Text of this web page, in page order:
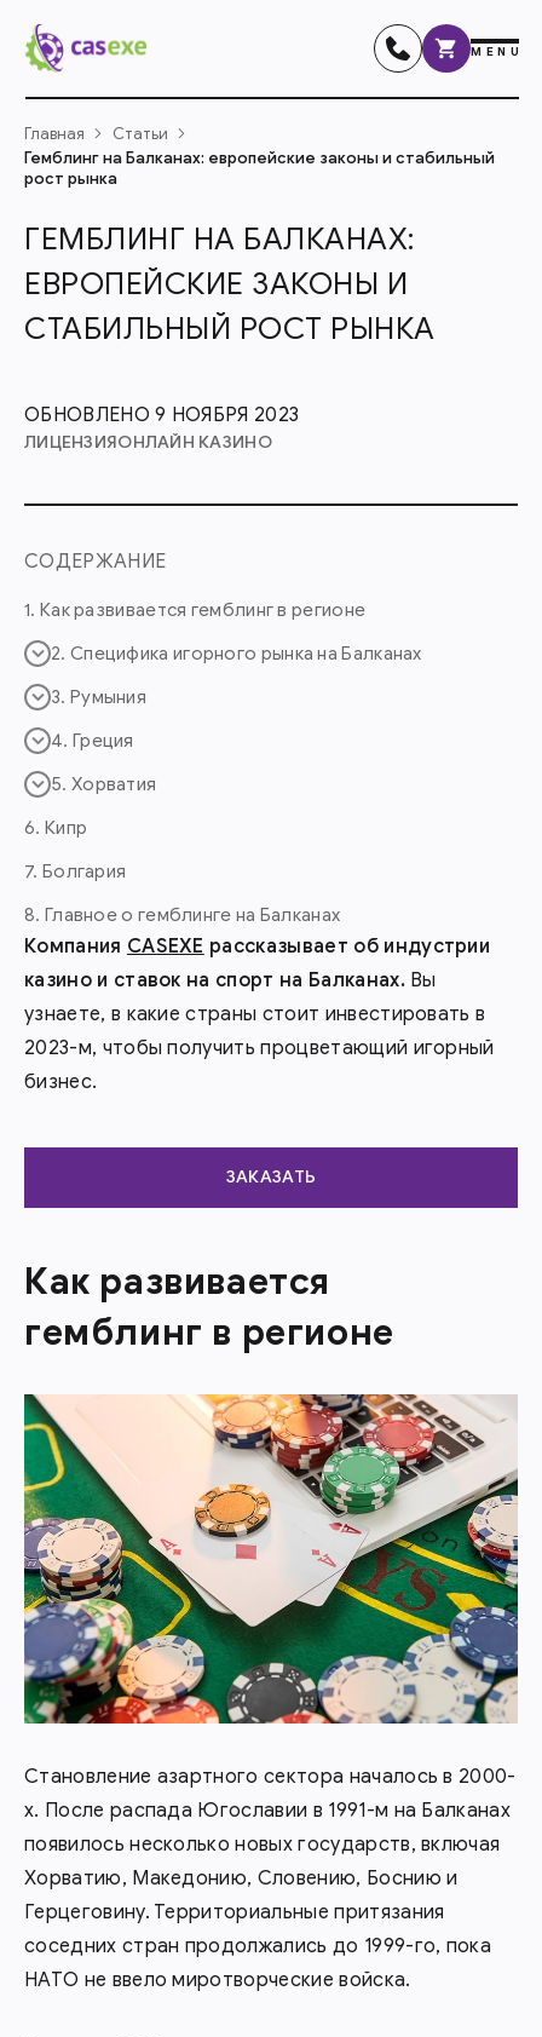
MENU
Главная
Статьи
Гемблинг на Балканах: европейские законы и стабильный
рост рынка
ГЕМБЛИНГ НА БАЛКАНАХ:
ЕВРОПЕЙСКИЕ ЗАКОНЫ И
СТАБИЛЬНЫЙ РОСТ РЫНКА
ОБНОВЛЕНО 9 НОЯБРЯ 2023
ЛИЦЕНЗИЯОНЛАЙН КАЗИНО
Компания CASEXE рассказывает об индустрии
казино и ставок на спорт на Балканах. Вы
узнаете, в какие страны стоит инвестировать в
2023-м, чтобы получить процветающий игорный
бизнес.
ЗАКАЗАТЬ
Как развивается
гемблинг в регионе
Становление азартного сектора началось в 2000-
х. После распада Югославии в 1991-м на Балканах
появилось несколько новых государств, включая
Хорватию, Македонию, Словению, Боснию и
Герцеговину. Территориальные притязания
соседних стран продолжались до 1999-го, пока
НАТО не ввело миротворческие войска.
СОДЕРЖАНИЕ
1. Как развивается гемблинг в регионе
2. Специфика игорного рынка на Балканах
3. Румыния
4. Греция
5. Хорватия
6. Кипр
7. Болгария
8. Главное о гемблинге на Балканах